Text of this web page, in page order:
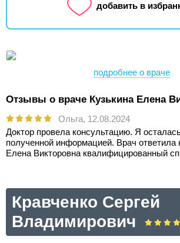
добавить в
подробнее о враче
Отзывы о враче Кузькина Елена
Ольга, 12.08.2024
Доктор провела консультацию. Я
полученной информацией. Врач ответила
Елена Викторовна квалифицированный
Кравченко Сергей
Владимирович